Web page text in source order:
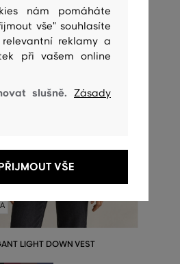
LIGHT DOWN VEST
nám pomáháte
vše" souhlasíte
reklamy a
při vašem online
slušně. Zásady
VŠE